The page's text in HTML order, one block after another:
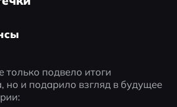
только подвело итоги
но и подарило взгляд в будущее